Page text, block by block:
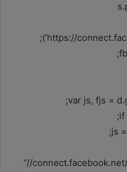
var js, fjs =
if
js
“//